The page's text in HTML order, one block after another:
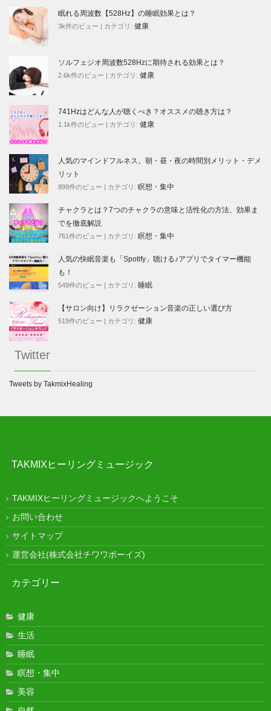
眠れる周波数【528Hz】の睡眠効果とは？
3k件のビュー カテゴリ: 健康
ソルフェジオ周波数528Hzに期待される効果とは？
2.6k件のビュー カテゴリ: 健康
741Hzはどんな人が聴くべき？オススメの聴き方は？
1.1k件のビュー カテゴリ: 健康
人気のマインドフルネス。朝・昼・夜の時間別メリット・デメ
リット
899件のビュー カテゴリ: 瞑想・集中
チャクラとは？7つのチャクラの意味と活性化の方法、効果ま
でを徹底解説
761件のビュー カテゴリ: 瞑想・集中
人気の快眠音楽も「Spotify」聴ける♪アプリでタイマー機能
も！
549件のビュー カテゴリ: 睡眠
【サロン向け】リラクゼーション音楽の正しい選び方
519件のビュー カテゴリ: 健康
Twitter
Tweets by TakmixHealing
TAKMIXヒーリングミュージック
TAKMIXヒーリングミュージックへようこそ
お問い合わせ
サイトマップ
運営会社(株式会社チワワボーイズ)
カテゴリー
健康
生活
睡眠
瞑想・集中
美容